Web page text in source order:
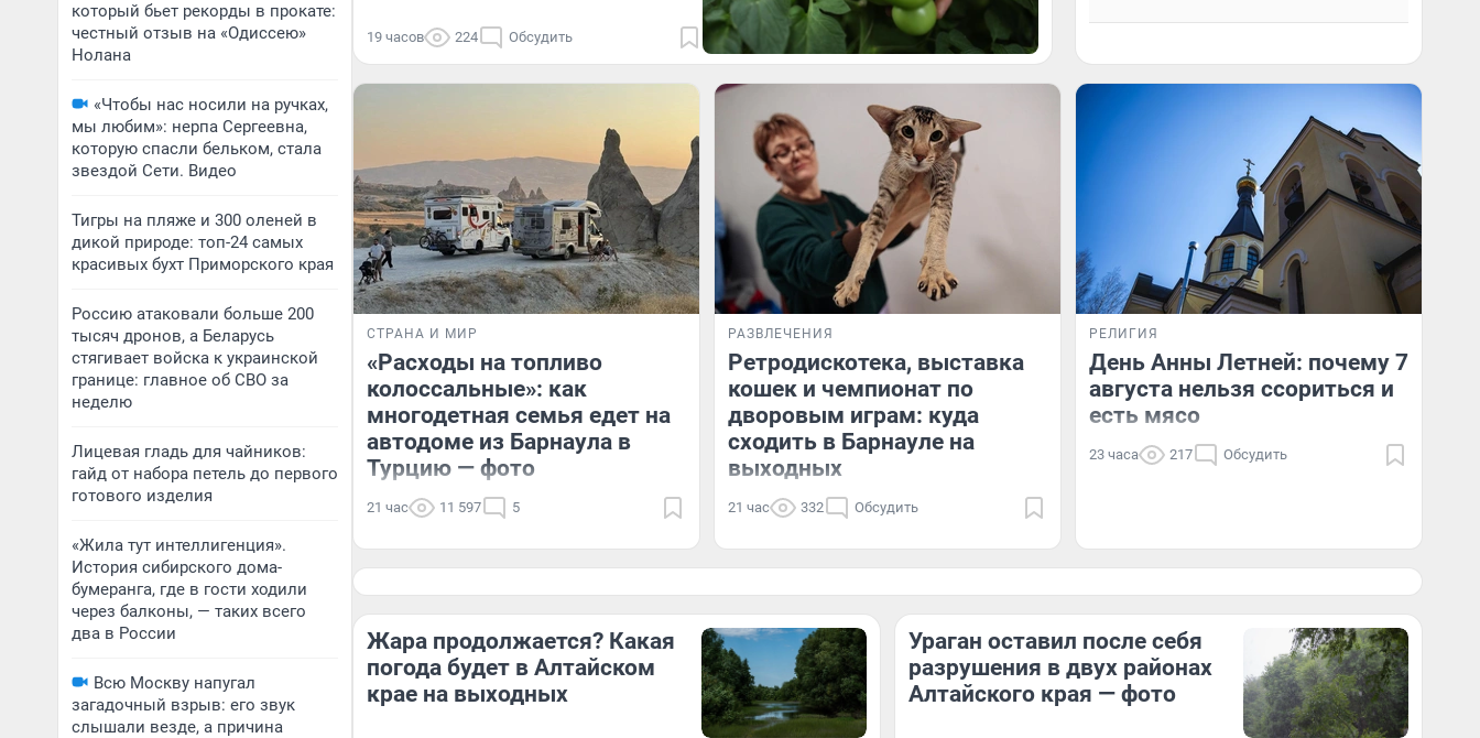
который бьет рекорды в прокате:
честный отзыв на «Одиссею»
Нолана
«Чтобы нас носили на ручках,
мы любим»: нерпа Сергеевна,
которую спасли бельком, стала
звездой Сети. Видео
Тигры на пляже и 300 оленей в
дикой природе: топ-24 самых
красивых бухт Приморского края
Россию атаковали больше 200
тысяч дронов, а Беларусь
стягивает войска к украинской
границе: главное об СВО за
неделю
Лицевая гладь для чайников:
гайд от набора петель до первого
готового изделия
«Жила тут интеллигенция».
История сибирского дома-
бумеранга, где в гости ходили
через балконы, — таких всего
два в России
Всю Москву напугал
загадочный взрыв: его звук
слышали везде, а причина
19 часов 224 Обсудить
СТРАНА И МИР
«Расходы на топливо
колоссальные»: как
многодетная семья едет на
автодоме из Барнаула в
Турцию — фото
21 час 11 597 5
РАЗВЛЕЧЕНИЯ
Ретродискотека, выставка
кошек и чемпионат по
дворовым играм: куда
сходить в Барнауле на
выходных
21 час 332 Обсудить
РЕЛИГИЯ
День Анны Летней: почему 7
августа нельзя ссориться и
есть мясо
23 часа 217 Обсудить
Жара продолжается? Какая
погода будет в Алтайском
крае на выходных
Ураган оставил после себя
разрушения в двух районах
Алтайского края — фото